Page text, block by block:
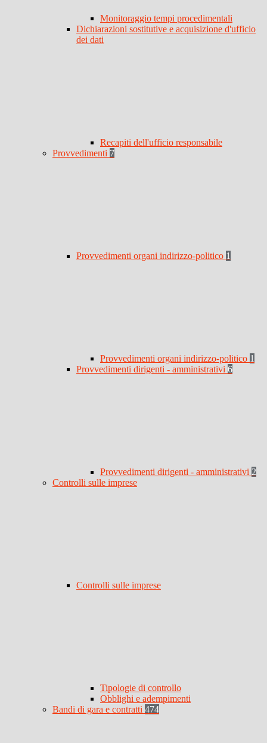
Monitoraggio tempi procedimentali
Dichiarazioni sostitutive e acquisizione d'ufficio
dei dati
Recapiti dell'ufficio responsabile
Provvedimenti 7
Provvedimenti organi indirizzo-politico 1
Provvedimenti organi indirizzo-politico 1
Provvedimenti dirigenti - amministrativi 6
Provvedimenti dirigenti - amministrativi 2
Controlli sulle imprese
Controlli sulle imprese
Tipologie di controllo
Obblighi e adempimenti
Bandi di gara e contratti 474